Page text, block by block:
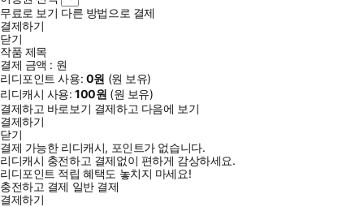
무료로 보기 다른 방법으로 결제
결제하기
닫기
작품 제목
결제 금액 : 원
리디포인트 사용: 0원 (원 보유)
리디캐시 사용:100원 (원 보유)
결제하고 바로보기 결제하고 다음에 보기
결제하기
닫기
결제 가능한 리디캐시, 포인트가 없습니다.
리디캐시 충전하고 결제없이 편하게 감상하세요.
리디포인트 적립 혜택도 놓치지 마세요!
충전하고 결제 일반 결제
결제하기